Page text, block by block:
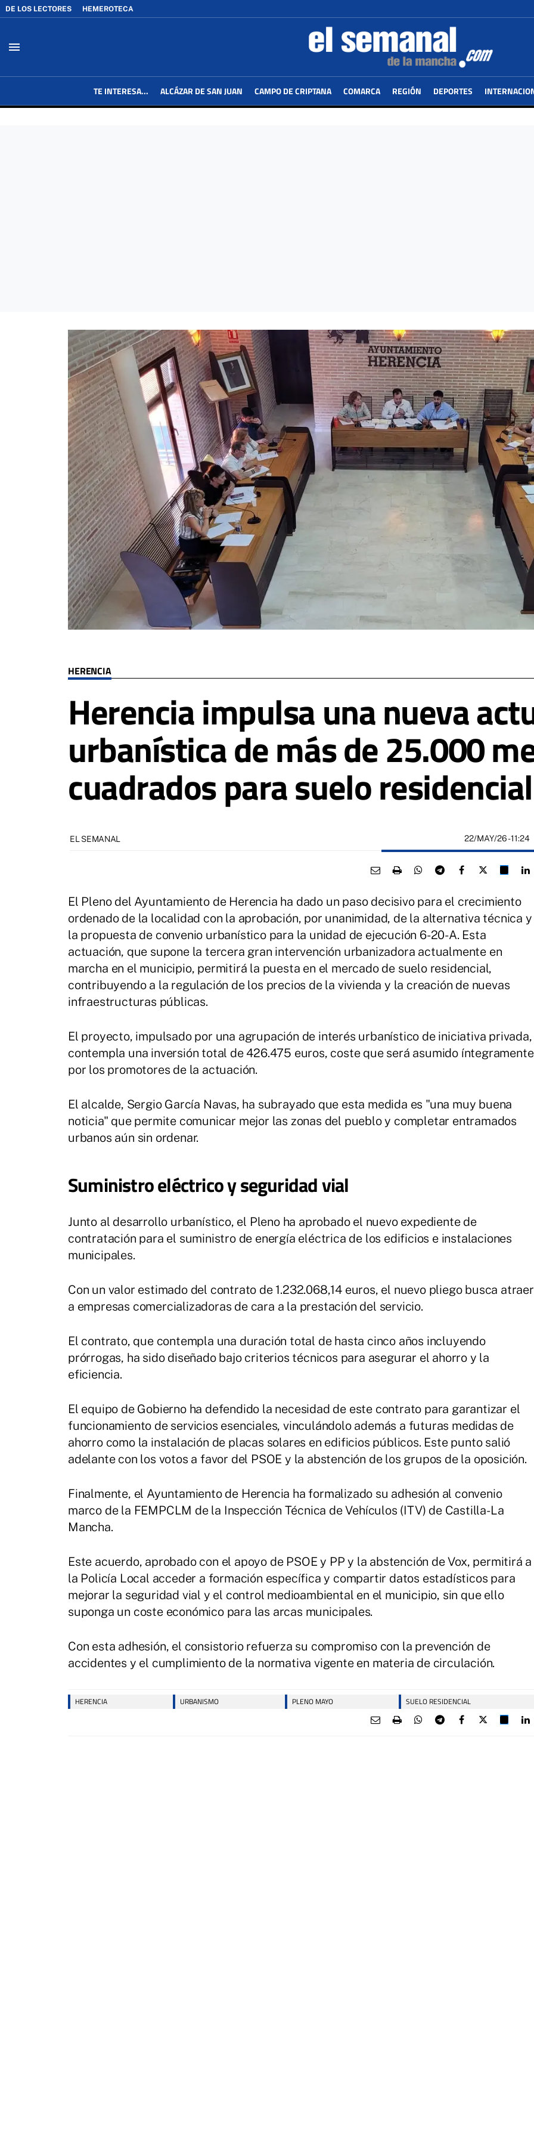
DE LOS LECTORES HEMEROTECA
menu
TE INTERESA... ALCÁZAR DE SAN JUAN CAMPO DE CRIPTANA COMARCA REGIÓN DEPORTES
HERENCIA
Herencia impulsa una nueva
urbanística de más de 25.000
cuadrados para suelo residencial
EL SEMANAL 22/MAY/26- 11:24
El Pleno del Ayuntamiento de Herencia ha dado un paso decisivo para el crecimiento
ordenado de la localidad con la aprobación, por unanimidad, de la alternativa técnica y
la propuesta de convenio urbanístico para la unidad de ejecución 6-20-A. Esta
actuación, que supone la tercera gran intervención urbanizadora actualmente en
marcha en el municipio, permitirá la puesta en el mercado de suelo residencial,
contribuyendo a la regulación de los precios de la vivienda y la creación de nuevas
infraestructuras públicas.
El proyecto, impulsado por una agrupación de interés urbanístico de iniciativa privada,
contempla una inversión total de 426.475 euros, coste que será asumido íntegramente
por los promotores de la actuación.
El alcalde, Sergio García Navas, ha subrayado que esta medida es "una muy buena
noticia" que permite comunicar mejor las zonas del pueblo y completar entramados
urbanos aún sin ordenar.
Suministro eléctrico y seguridad vial
Junto al desarrollo urbanístico, el Pleno ha aprobado el nuevo expediente de
contratación para el suministro de energía eléctrica de los edificios e instalaciones
municipales.
Con un valor estimado del contrato de 1.232.068,14 euros, el nuevo pliego busca atraer
a empresas comercializadoras de cara a la prestación del servicio.
El contrato, que contempla una duración total de hasta cinco años incluyendo
prórrogas, ha sido diseñado bajo criterios técnicos para asegurar el ahorro y la
eficiencia.
El equipo de Gobierno ha defendido la necesidad de este contrato para garantizar el
funcionamiento de servicios esenciales, vinculándolo además a futuras medidas de
ahorro como la instalación de placas solares en edificios públicos. Este punto salió
adelante con los votos a favor del PSOE y la abstención de los grupos de la oposición.
Finalmente, el Ayuntamiento de Herencia ha formalizado su adhesión al convenio
marco de la FEMPCLM de la Inspección Técnica de Vehículos (ITV) de Castilla-La
Mancha.
Este acuerdo, aprobado con el apoyo de PSOE y PP y la abstención de Vox, permitirá a
la Policía Local acceder a formación específica y compartir datos estadísticos para
mejorar la seguridad vial y el control medioambiental en el municipio, sin que ello
suponga un coste económico para las arcas municipales.
Con esta adhesión, el consistorio refuerza su compromiso con la prevención de
accidentes y el cumplimiento de la normativa vigente en materia de circulación.
HERENCIA URBANISMO PLENO MAYO SUELO RESIDENCIAL